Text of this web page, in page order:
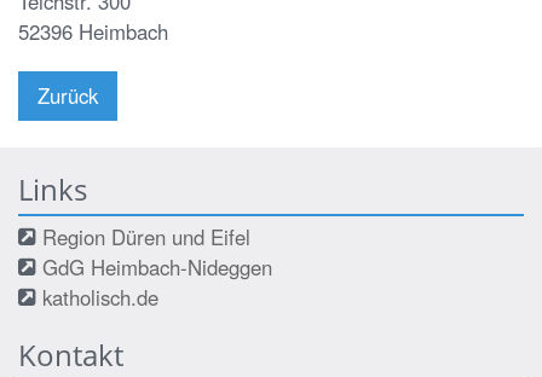
52396 Heimbach
Zurück
Links
Region Düren und Eifel
GdG Heimbach-Nideggen
katholisch.de
Kontakt